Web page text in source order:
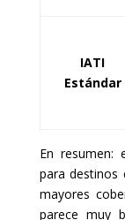
IATI
Estándar
En resumen:
para destinos
mayores
parece muy